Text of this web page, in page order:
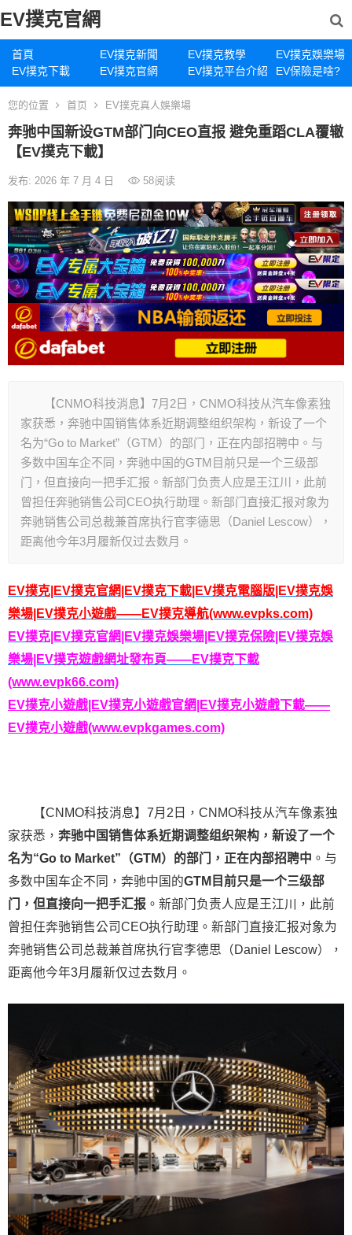
EV撲克官網
首頁 EV撲克新聞 EV撲克教學
EV撲克娛樂場
EV撲克下載
EV撲克官網 EV撲克平台介紹 EV保險是啥?
您的位置 首页 EV撲克真人娛樂場
奔驰中国新设GTM部门向CEO直报 避免重蹈CLA覆辙
【EV撲克下載】
发布: 2026 年 7 月 4 日 58阅读
【CNMO科技消息】7月2日，CNMO科技从汽车像素独
家获悉，奔驰中国销售体系近期调整组织架构，新设了一个
名为“Go to Market”（GTM）的部门，正在内部招聘中。与
多数中国车企不同，奔驰中国的GTM目前只是一个三级部
门，但直接向一把手汇报。新部门负责人应是王江川，此前
曾担任奔驰销售公司CEO执行助理。新部门直接汇报对象为
奔驰销售公司总裁兼首席执行官李德思（Daniel Lescow），
距离他今年3月履新仅过去数月。
EV撲克|EV撲克官網|EV撲克下載|EV撲克電腦版|EV撲克娛
樂場|EV撲克小遊戲——EV撲克導航(www.evpks.com)
EV撲克|EV撲克官網|EV撲克娛樂場|EV撲克保險|EV撲克娛
樂場|EV撲克遊戲網址發布頁——EV撲克下載
(www.evpk66.com)
EV撲克小遊戲|EV撲克小遊戲官網|EV撲克小遊戲下載——
EV撲克小遊戲(www.evpkgames.com)
【CNMO科技消息】7月2日，CNMO科技从汽车像素独
家获悉， 奔驰中国销售体系近期调整组织架构，新设了一个
名为“Go to Market”（GTM）的部门，正在内部招聘中 。与
多数中国车企不同，奔驰中国的GTM目前只是一个三级部
门，但直接向一把手汇报 。新部门负责人应是王江川，此前
曾担任奔驰销售公司CEO执行助理。新部门直接汇报对象为
奔驰销售公司总裁兼首席执行官李德思（Daniel Lescow），
距离他今年3月履新仅过去数月。